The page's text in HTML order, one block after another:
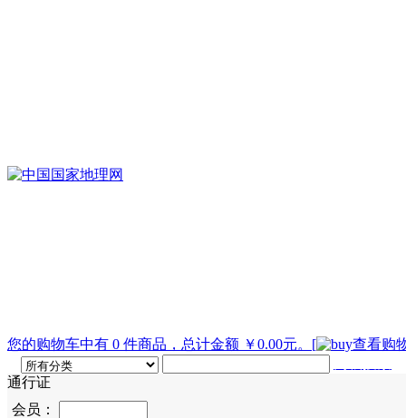
您的购物车中有 0 件商品，总计金额 ￥0.00元。 [
查看购
通行证
会员：